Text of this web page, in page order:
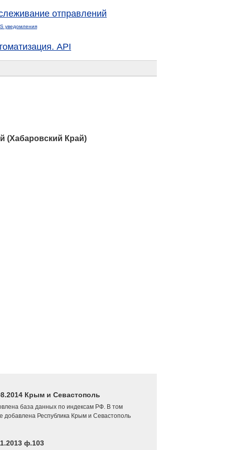
отправлений
уведомления
API
(Хабаровский Край)
Крым и Севастополь
база данных по индексам РФ. В том
добавлена Республика Крым и Севастополь
ф.103